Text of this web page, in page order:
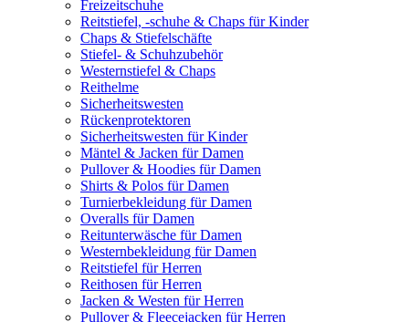
Freizeitschuhe
Reitstiefel, -schuhe & Chaps für Kinder
Chaps & Stiefelschäfte
Stiefel- & Schuhzubehör
Westernstiefel & Chaps
Reithelme
Sicherheitswesten
Rückenprotektoren
Sicherheitswesten für Kinder
Mäntel & Jacken für Damen
Pullover & Hoodies für Damen
Shirts & Polos für Damen
Turnierbekleidung für Damen
Overalls für Damen
Reitunterwäsche für Damen
Westernbekleidung für Damen
Reitstiefel für Herren
Reithosen für Herren
Jacken & Westen für Herren
Pullover & Fleecejacken für Herren